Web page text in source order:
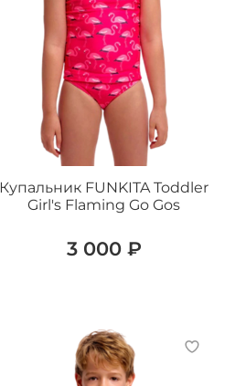
Купальник FUNKITA Toddler
Girl's Flaming Go Gos
3 000 ₽